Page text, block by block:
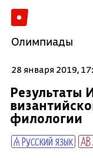
Олимпиады
28 января 2019,
Результаты
филологии
Русский язык